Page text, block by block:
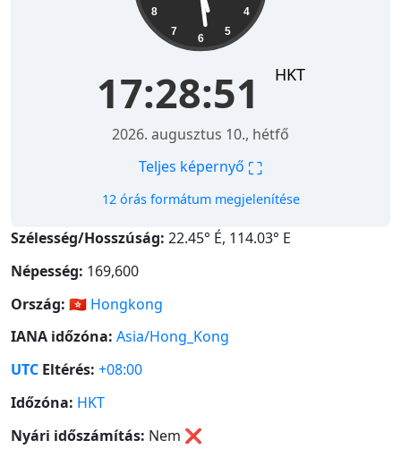
4
5
6
7
8
17:28:51 HKT
2026. augusztus 10., hétfő
Teljes képernyő ⛶
12 órás formátum megjelenítése
Szélesség/Hosszúság: 22.45° É, 114.03° E
Népesség: 169,600
Ország: 🇭🇰 Hongkong
IANA időzóna: Asia/Hong_Kong
UTC Eltérés: +08:00
Időzóna: HKT
Nyári időszámítás: Nem ❌